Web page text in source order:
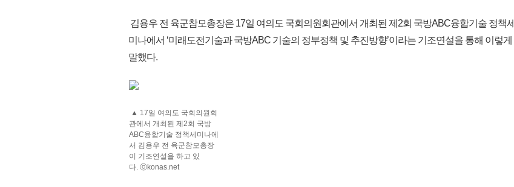
김용우 전 육군참모총장은 17일 여의도 국회의원회관에서 개최된 제2회 국방ABC융합기술 정책세
미나에서 ‘미래도전기술과 국방ABC 기술의 정부정책 및 추진방향’이라는 기조연설을 통해 이렇게
말했다.
▲ 17일 여의도 국회의원회
관에서 개최된 제2회 국방
ABC융합기술 정책세미나에
서 김용우 전 육군참모총장
이 기조연설을 하고 있
다. ⓒkonas.net